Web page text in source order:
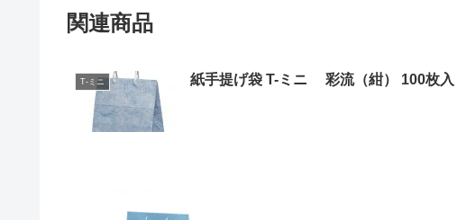
関連商品
T-ミニ 紙手提げ袋 T-ミニ 彩流（紺） 100枚入